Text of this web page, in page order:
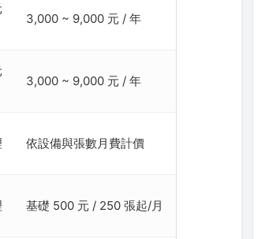
3,000 ~ 9,000 元 / 年
3,000 ~ 9,000 元 / 年
依設備與張數月費計價
基礎 500 元 / 250 張起/月